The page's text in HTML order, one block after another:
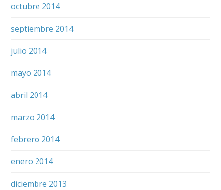
octubre 2014
septiembre 2014
julio 2014
mayo 2014
abril 2014
marzo 2014
febrero 2014
enero 2014
diciembre 2013